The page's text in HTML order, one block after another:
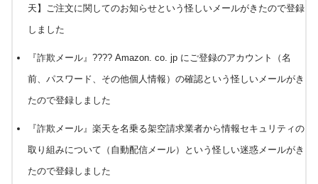
天】ご注文に関してのお知らせという怪しいメールがきたので登録
しました
『詐欺メール』???? Amazon. co. jp にご登録のアカウント（名
前、パスワード、その他個人情報）の確認という怪しいメールがき
たので登録しました
『詐欺メール』楽天を名乗る架空請求業者から情報セキュリティの
取り組みについて（自動配信メール）という怪しい迷惑メールがき
たので登録しました